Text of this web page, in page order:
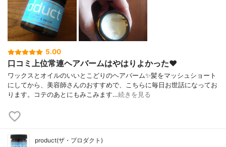
5.00
口コミ上位常連ヘアバームはやはりよかった❤️
ワックスとオイルのいいとこどりのヘアバーム✨髪をマッシュショート
にしてから、美容師さんのおすすめで、こちらに毎日お世話になってお
ります。コテのあとにもみこみます…続きを見る
product(ザ・プロダクト)